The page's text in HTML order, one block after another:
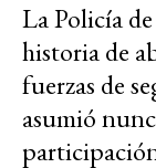
La Policía
historia de
fuerzas de
asumió